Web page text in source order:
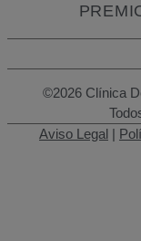
©2026 Clínica
Aviso Legal |